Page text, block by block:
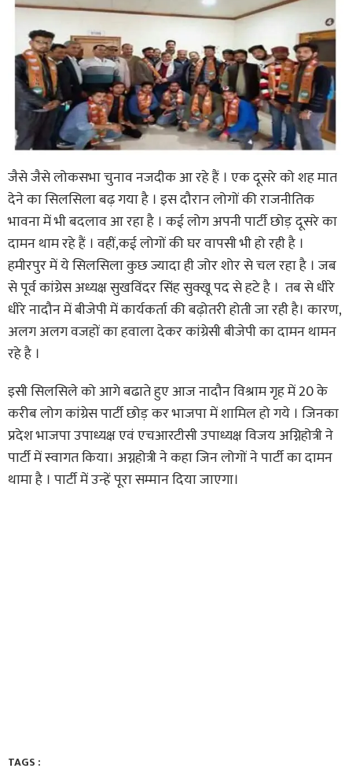
जैसे जैसे लोकसभा चुनाव नजदीक आ रहे हैं । एक दूसरे को शह मात
देने का सिलसिला बढ़ गया है । इस दौरान लोगों की राजनीतिक
भावना में भी बदलाव आ रहा है । कई लोग अपनी पार्टी छोड़ दूसरे का
दामन थाम रहे हैं । वहीं,कई लोगों की घर वापसी भी हो रही है ।
हमीरपुर में ये सिलसिला कुछ ज्यादा ही जोर शोर से चल रहा है । जब
से पूर्व कांग्रेस अध्यक्ष सुखविंदर सिंह सुक्खू पद से हटे है । तब से धीरे
धीरे नादौन में बीजेपी में कार्यकर्ता की बढ़ोतरी होती जा रही है। कारण,
अलग अलग वजहों का हवाला देकर कांग्रेसी बीजेपी का दामन थामन
रहे है ।
इसी सिलसिले को आगे बढाते हुए आज नादौन विश्राम गृह में 20 के
करीब लोग कांग्रेस पार्टी छोड़ कर भाजपा में शामिल हो गये । जिनका
प्रदेश भाजपा उपाध्यक्ष एवं एचआरटीसी उपाध्यक्ष विजय अग्निहोत्री ने
पार्टी में स्वागत किया। अग्नहोत्री ने कहा जिन लोगों ने पार्टी का दामन
थामा है । पार्टी में उन्हें पूरा सम्मान दिया जाएगा।
TAGS :